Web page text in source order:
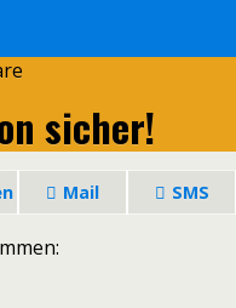
sicher!
Mail SMS